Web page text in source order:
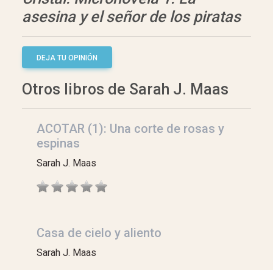
asesina y el señor de los piratas
DEJA TU OPINIÓN
Otros libros de Sarah J. Maas
ACOTAR (1): Una corte de rosas y
espinas
Sarah J. Maas
Casa de cielo y aliento
Sarah J. Maas